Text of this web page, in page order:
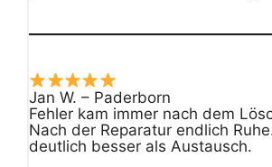
Jan W. – Paderborn
Fehler kam immer nach dem
Nach der Reparatur endlich
deutlich besser als Austausch.